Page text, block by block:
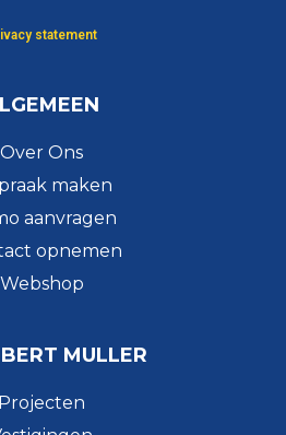
statement
Over Ons
maken
aanvragen
opnemen
Webshop
MULLER
Projecten